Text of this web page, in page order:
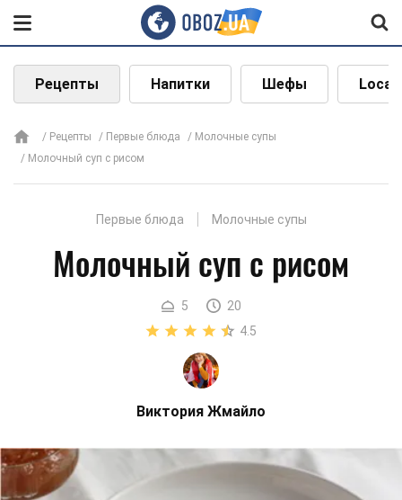
Рецепты Напитки Шефы Local
Рецепты Первые блюда
Молочные супы
Молочный суп с рисом
Первые блюда Молочные супы
Молочный суп с рисом
5
20
4.5
Виктория Жмайло